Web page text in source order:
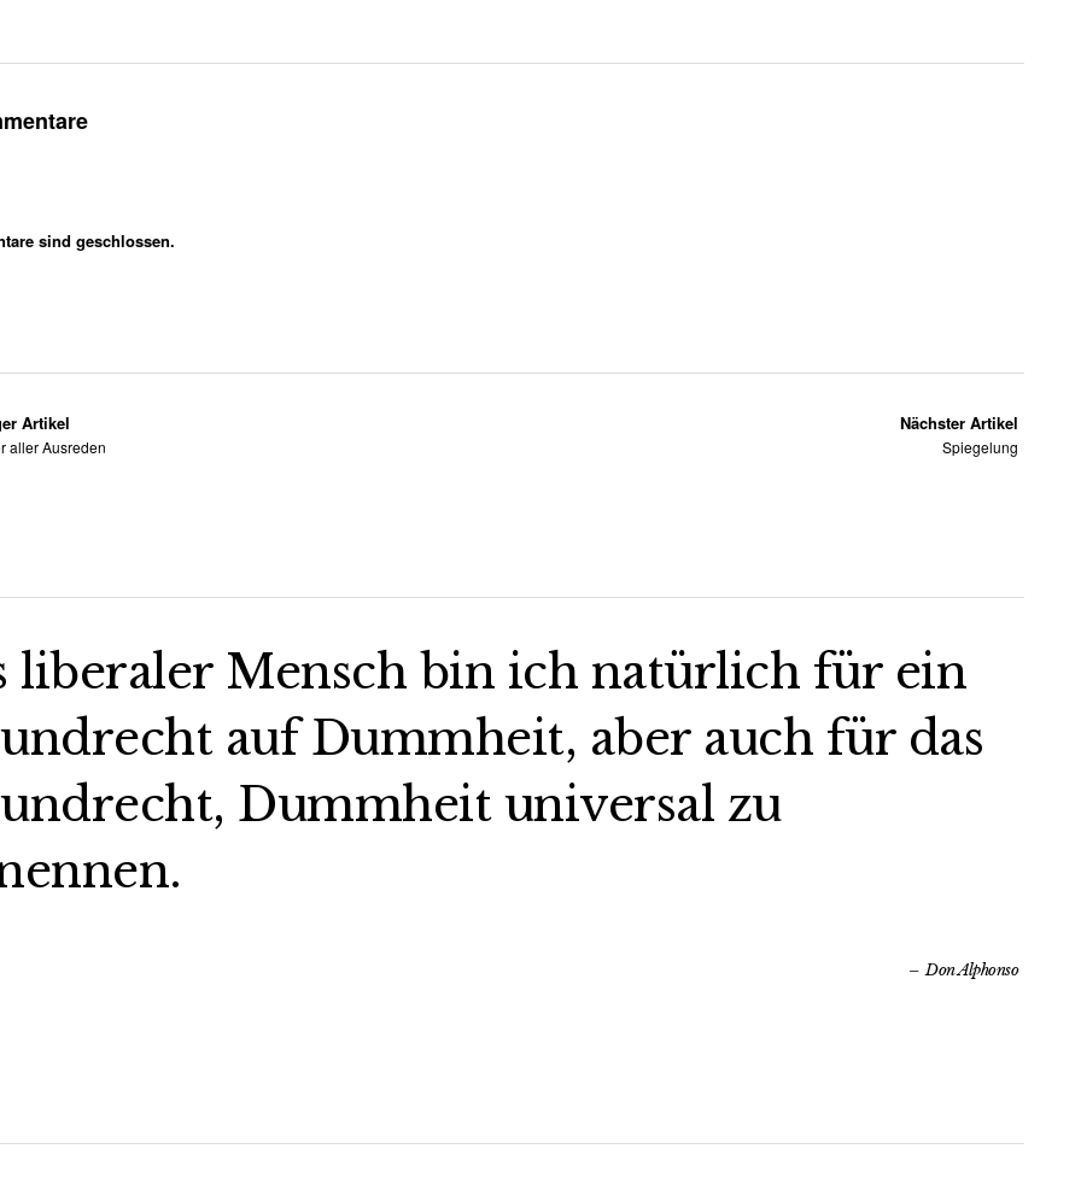
sind geschlossen.
Artikel
aller Ausreden
Nächster Artikel
Spiegelung
liberaler Mensch bin ich natürlich für ein
auf Dummheit, aber auch für das
Dummheit universal zu
Don Alphonso